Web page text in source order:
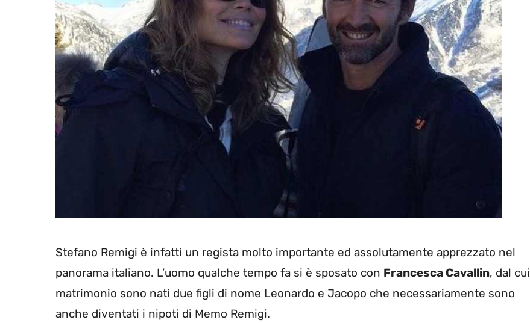
Stefano Remigi è infatti un regista molto importante ed assolutamente apprezzato nel
panorama italiano. L’uomo qualche tempo fa si è sposato con Francesca Cavallin, dal cui
matrimonio sono nati due figli di nome Leonardo e Jacopo che necessariamente sono
anche diventati i nipoti di Memo Remigi.